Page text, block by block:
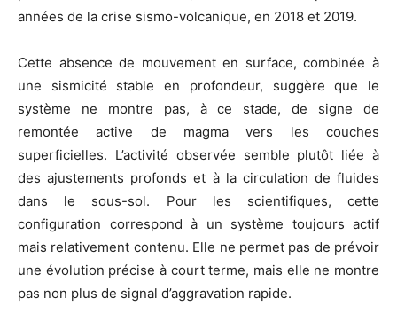
années de la crise sismo-volcanique, en 2018 et 2019.
Cette absence de mouvement en surface, combinée à
une sismicité stable en profondeur, suggère que le
système ne montre pas, à ce stade, de signe de
remontée active de magma vers les couches
superficielles. L’activité observée semble plutôt liée à
des ajustements profonds et à la circulation de fluides
dans le sous-sol. Pour les scientifiques, cette
configuration correspond à un système toujours actif
mais relativement contenu. Elle ne permet pas de prévoir
une évolution précise à court terme, mais elle ne montre
pas non plus de signal d’aggravation rapide.